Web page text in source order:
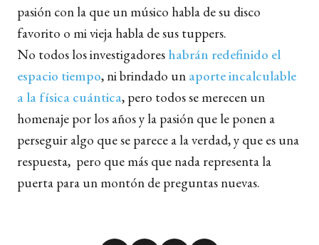
pasión con la que un músico habla de su disco
favorito o mi vieja habla de sus tuppers.
No todos los investigadores habrán redefinido el
espacio tiempo, ni brindado un aporte incalculable
a la física cuántica, pero todos se merecen un
homenaje por los años y la pasión que le ponen a
perseguir algo que se parece a la verdad, y que es una
respuesta, pero que más que nada representa la
puerta para un montón de preguntas nuevas.